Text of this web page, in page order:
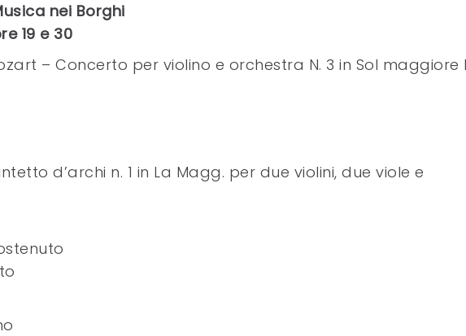
nei Borghi
19 e 30
– Concerto per violino e orchestra N. 3 in Sol maggiore
d’archi n. 1 in La Magg. per due violini, due viole e